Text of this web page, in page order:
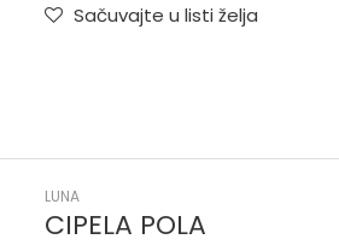
Sačuvajte u listi želja
LUNA
CIPELA POLA